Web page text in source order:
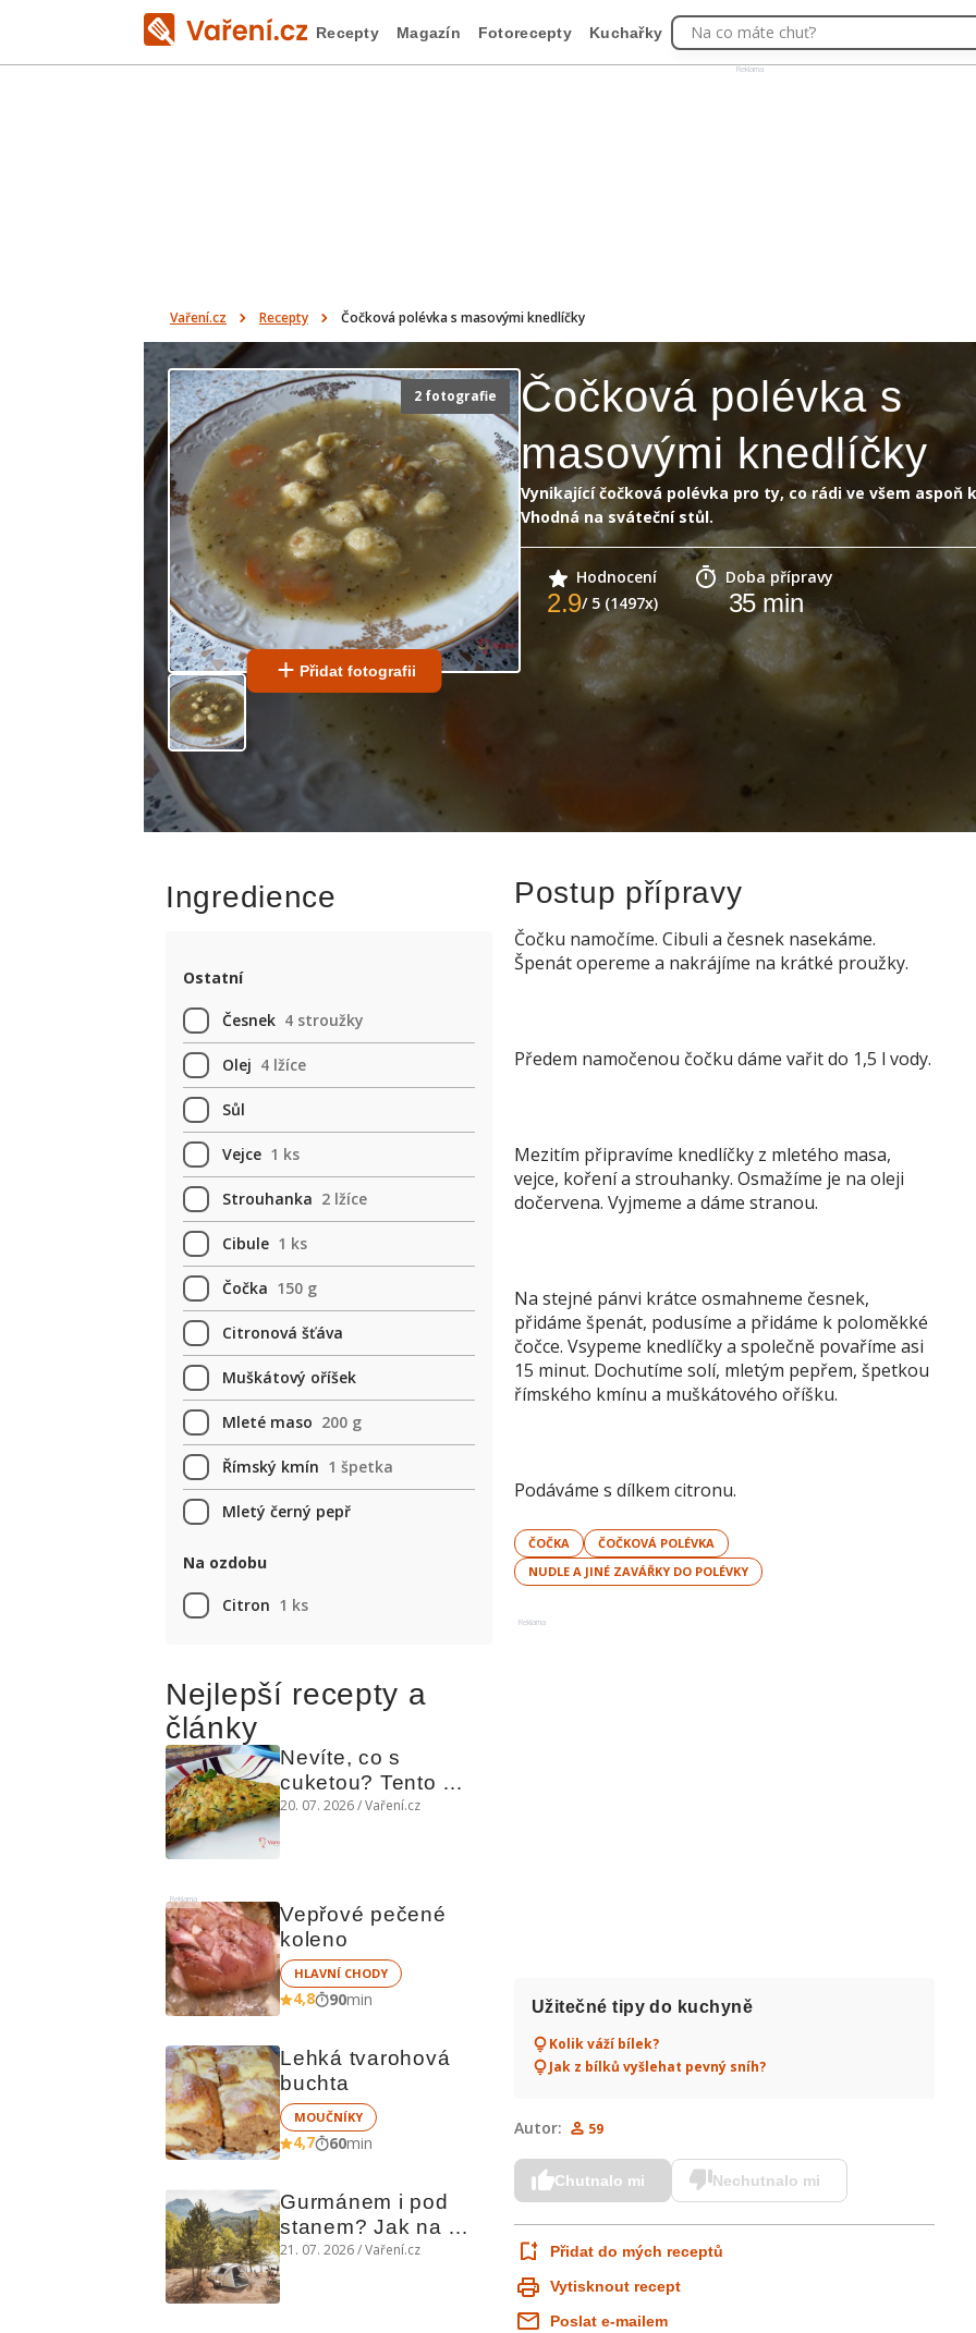
Reklama
Recepty Magazín Fotorecepty Kuchařky Na co máte chuť?
Vaření.cz Recepty Čočková polévka s masovými knedlíčky
2 fotografie
Přidat fotografii
Čočková polévka s
masovými knedlíčky
Vynikající čočková polévka pro ty, co rádi ve všem aspoň
Vhodná na sváteční stůl.
Hodnocení
2.9/ 5 (1497x)
Doba přípravy
35min
Ingredience
Ostatní
Česnek 4 stroužky
Olej 4 lžíce
Sůl
Vejce 1 ks
Strouhanka 2 lžíce
Cibule 1 ks
Čočka 150 g
Citronová šťáva
Muškátový oříšek
Mleté maso 200 g
Římský kmín 1 špetka
Mletý černý pepř
Na ozdobu
Citron 1 ks
Nejlepší recepty a
články
Nevíte, co s
cuketou? Tento
levný slaný koláč
20. 07. 2026 / Vaření.cz
Reklama
Vepřové pečené
koleno
HLAVNÍ CHODY
4,8 90min
Lehká tvarohová
buchta
MOUČNÍKY
4,7 60min
Gurmánem i pod
stanem? Jak na
polní kuchyni a na
21. 07. 2026 / Vaření.cz
Postup přípravy
Čočku namočíme. Cibuli a česnek nasekáme.
Špenát opereme a nakrájíme na krátké proužky.
Předem namočenou čočku dáme vařit do 1,5 l vody.
Mezitím připravíme knedlíčky z mletého masa,
vejce, koření a strouhanky. Osmažíme je na oleji
dočervena. Vyjmeme a dáme stranou.
Na stejné pánvi krátce osmahneme česnek,
přidáme špenát, podusíme a přidáme k poloměkké
čočce. Vsypeme knedlíčky a společně povaříme asi
15 minut. Dochutíme solí, mletým pepřem, špetkou
římského kmínu a muškátového oříšku.
Podáváme s dílkem citronu.
ČOČKA
ČOČKOVÁ POLÉVKA
NUDLE A JINÉ ZAVÁŘKY DO POLÉVKY
Reklama
Užitečné tipy do kuchyně
Kolik váží bílek?
Jak z bílků vyšlehat pevný sníh?
Autor: 59
Chutnalo mi Nechutnalo mi
Přidat do mých receptů
Vytisknout recept
Poslat e-mailem